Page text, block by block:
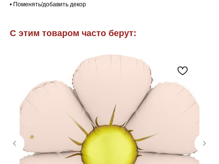
• Поменять/добавить декор
С этим товаром часто берут: